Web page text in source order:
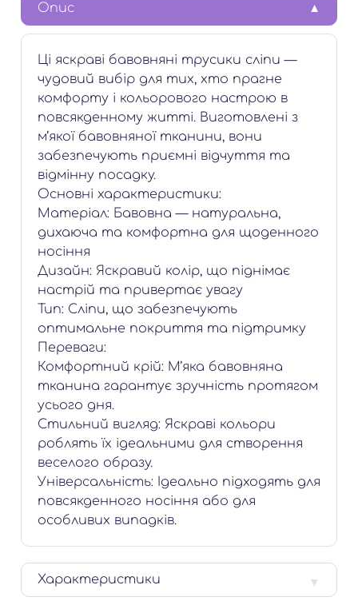
Опис
Ці яскраві бавовняні трусики сліпи —
чудовий вибір для тих, хто прагне
комфорту і кольорового настрою в
повсякденному житті. Виготовлені з
м’якої бавовняної тканини, вони
забезпечують приємні відчуття та
відмінну посадку.
Основні характеристики:
Матеріал: Бавовна — натуральна,
дихаюча та комфортна для щоденного
носіння
Дизайн: Яскравий колір, що піднімає
настрій та привертає увагу
Тип: Сліпи, що забезпечують
оптимальне покриття та підтримку
Переваги:
Комфортний крій: М’яка бавовняна
тканина гарантує зручність протягом
усього дня.
Стильний вигляд: Яскраві кольори
роблять їх ідеальними для створення
веселого образу.
Універсальність: Ідеально підходять для
повсякденного носіння або для
особливих випадків.
Характеристики